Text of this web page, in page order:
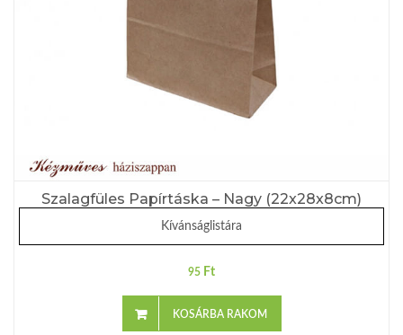
Szalagfüles Papírtáska – Nagy (22x28x8cm)
Kívánságlistára
95 Ft
KOSÁRBA RAKOM